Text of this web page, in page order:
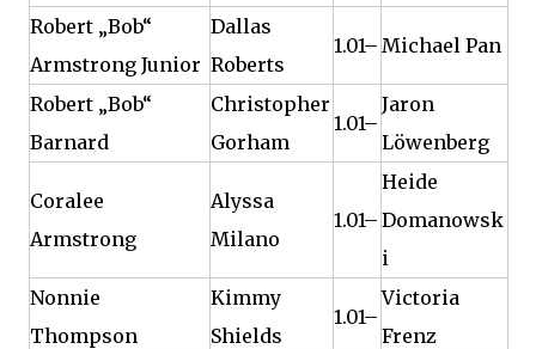
Robert „Bob“
Armstrong Junior
Dallas
Roberts
1.01– Michael Pan
Robert „Bob“
Barnard
Christopher
Gorham
1.01–
Jaron
Löwenberg
Coralee
Armstrong
Alyssa
Milano
1.01–
Heide
Domanowsk
i
Nonnie
Thompson
Kimmy
Shields
1.01–
Victoria
Frenz